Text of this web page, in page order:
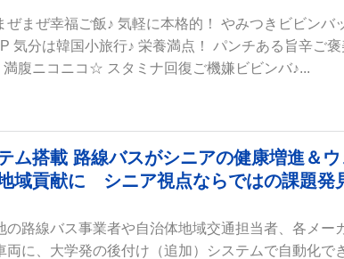
ぜまぜ幸福ご飯♪ 気軽に本格的！ やみつきビビンバ
気分は韓国小旅行♪ 栄養満点！ パンチある旨辛ご
満腹ニコニコ☆ スタミナ回復ご機嫌ビビンバ♪...
ム搭載 路線バスがシニアの健康増進＆
域貢献に シニア視点ならではの課題
の路線バス事業者や自治体地域交通担当者、各メー
両に、大学発の後付け（追加）システムで自動化で